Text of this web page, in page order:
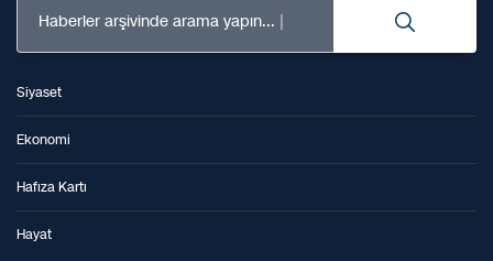
Haberler arşivinde arama yapın...
Siyaset
Ekonomi
Hafıza Kartı
Hayat